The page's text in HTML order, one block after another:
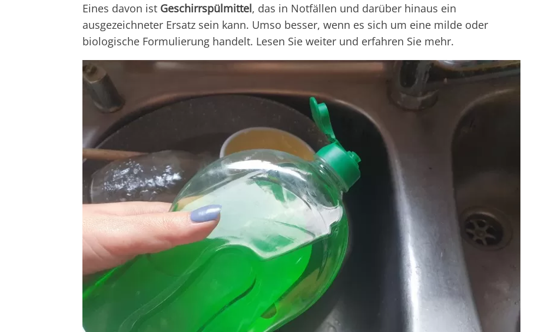
Eines davon ist Geschirrspülmittel, das in Notfällen und darüber hinaus ein
ausgezeichneter Ersatz sein kann. Umso besser, wenn es sich um eine milde oder
biologische Formulierung handelt. Lesen Sie weiter und erfahren Sie mehr.